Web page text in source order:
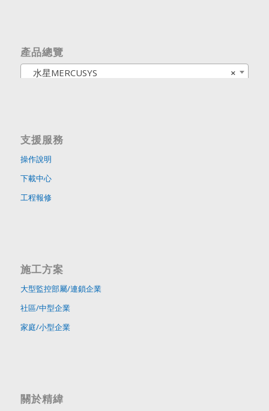
產品總覽
×
水星MERCUSYS
支援服務
操作說明
下載中心
工程報修
施工方案
大型監控部屬/連鎖企業
社區/中型企業
家庭/小型企業
關於精緯